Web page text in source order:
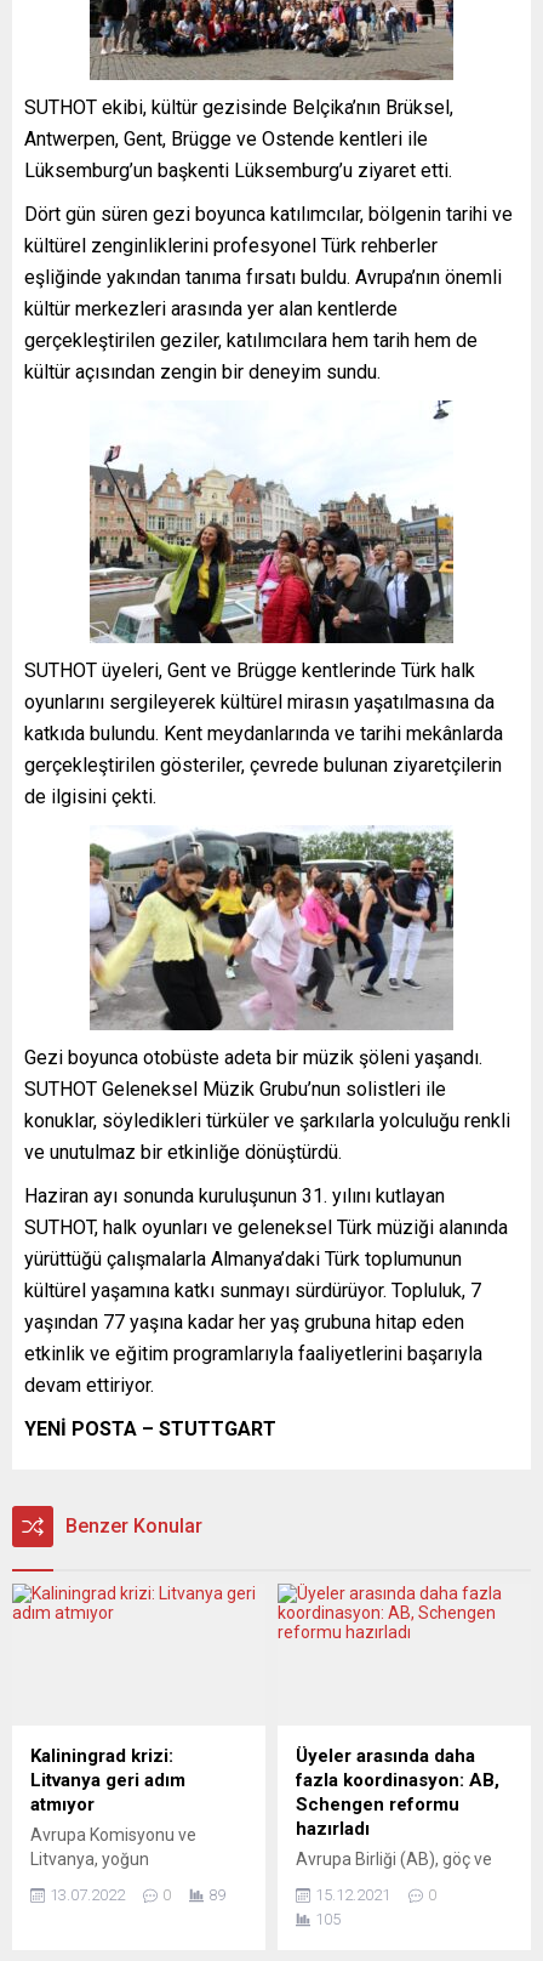
SUTHOT ekibi, kültür gezisinde Belçika’nın Brüksel,
Antwerpen, Gent, Brügge ve Ostende kentleri ile
Lüksemburg’un başkenti Lüksemburg’u ziyaret etti.
Dört gün süren gezi boyunca katılımcılar, bölgenin tarihi ve
kültürel zenginliklerini profesyonel Türk rehberler
eşliğinde yakından tanıma fırsatı buldu. Avrupa’nın önemli
kültür merkezleri arasında yer alan kentlerde
gerçekleştirilen geziler, katılımcılara hem tarih hem de
kültür açısından zengin bir deneyim sundu.
SUTHOT üyeleri, Gent ve Brügge kentlerinde Türk halk
oyunlarını sergileyerek kültürel mirasın yaşatılmasına da
katkıda bulundu. Kent meydanlarında ve tarihi mekânlarda
gerçekleştirilen gösteriler, çevrede bulunan ziyaretçilerin
de ilgisini çekti.
Gezi boyunca otobüste adeta bir müzik şöleni yaşandı.
SUTHOT Geleneksel Müzik Grubu’nun solistleri ile
konuklar, söyledikleri türküler ve şarkılarla yolculuğu renkli
ve unutulmaz bir etkinliğe dönüştürdü.
Haziran ayı sonunda kuruluşunun 31. yılını kutlayan
SUTHOT, halk oyunları ve geleneksel Türk müziği alanında
yürüttüğü çalışmalarla Almanya’daki Türk toplumunun
kültürel yaşamına katkı sunmayı sürdürüyor. Topluluk, 7
yaşından 77 yaşına kadar her yaş grubuna hitap eden
etkinlik ve eğitim programlarıyla faaliyetlerini başarıyla
devam ettiriyor.
YENİ POSTA – STUTTGART
Benzer Konular
Kaliningrad krizi:
Litvanya geri adım
atmıyor
Avrupa Komisyonu ve
Litvanya, yoğun
Rusya ile onun dıyşarıdaki
13.07.2022 0 89
Üyeler arasında daha
fazla koordinasyon: AB,
Schengen reformu
hazırladı
Avrupa Birliği (AB), göç ve
ülkelerin sınır kontrollerinin
devreye son çare olarak
15.12.2021
0
105